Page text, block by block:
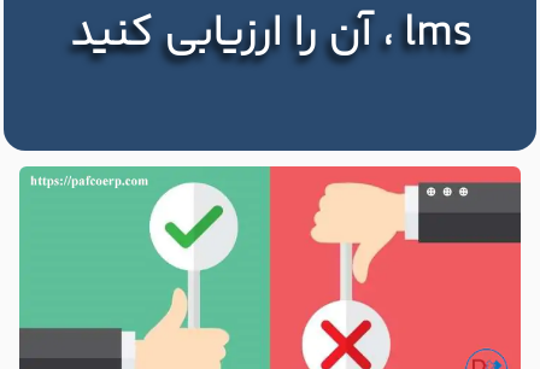
lms ، آن را ارزیابی کنید